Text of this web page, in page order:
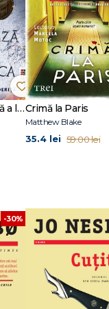
Ultima după-amiază a lui SenecaCrimă la Paris
Matthew Blake
35.4 lei 59.00 lei
-30%